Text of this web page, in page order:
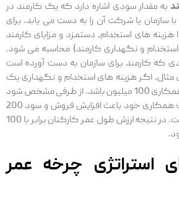
به مقدار سودی اشاره دارد که یک کارمند در
سازمان یا شرکت آن را به دست می ‌یابد. برای
هزینه‌ های استخدام، دستمزد و مزایای کارمند
و نگهداری کارمند) محاسبه می‌ شود.
که کارمند برای سازمان به دست آورده است
مثال، اگر هزینه ‌های استخدام و نگهداری یک
کارمند در طول مدت همکاری 100 میلیون باشد. از طرفی مشخص شود
که این کارمند در مدت همکاری خود باعث افزایش فروش و سود 200
میلیون تومانی شده است. در نتیجه ارزش طول عمر کارکنان برابر با 100
استراتژی چرخه عمر